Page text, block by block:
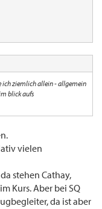
ich ziemlich allein - allgemein
blick aufs
vielen
stehen Cathay,
Kurs. Aber bei SQ
da ist aber